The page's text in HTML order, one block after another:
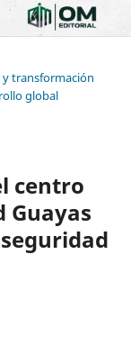
y transformación
global
centro
Guayas